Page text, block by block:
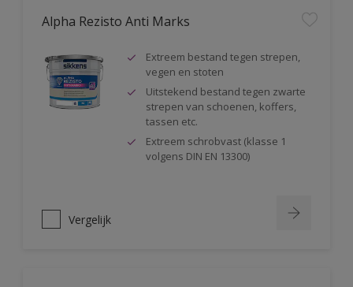
Alpha Rezisto Anti Marks
Extreem bestand tegen strepen,
vegen en stoten
Uitstekend bestand tegen zwarte
strepen van schoenen, koffers,
tassen etc.
Extreem schrobvast (klasse 1
volgens DIN EN 13300)
Vergelijk